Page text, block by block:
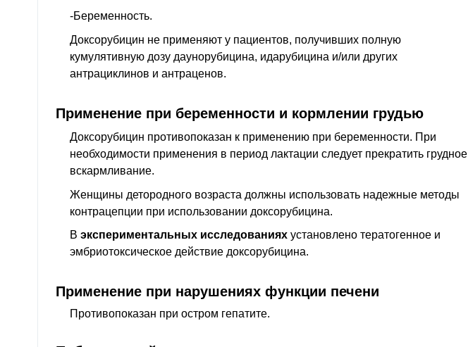
-Беременность.
Доксорубицин не применяют у пациентов, получивших полную
кумулятивную дозу даунорубицина, идарубицина и/или других
антрациклинов и антраценов.
Применение при беременности и кормлении грудью
Доксорубицин противопоказан к применению при беременности. При
необходимости применения в период лактации следует прекратить грудное
вскармливание.
Женщины детородного возраста должны использовать надежные методы
контрацепции при использовании доксорубицина.
В экспериментальных исследованиях установлено тератогенное и
эмбриотоксическое действие доксорубицина.
Применение при нарушениях функции печени
Противопоказан при остром гепатите.